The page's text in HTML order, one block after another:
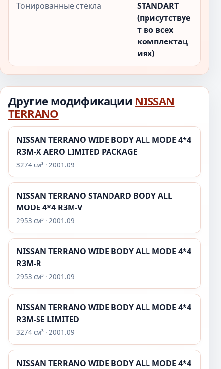
Тонированные стёкла
STANDART
(присутствуе
т во всех
комплектац
иях)
Другие модификации NISSAN
TERRANO
NISSAN TERRANO WIDE BODY ALL MODE 4*4
R3M-X AERO LIMITED PACKAGE
3274 см³ · 2001.09
NISSAN TERRANO STANDARD BODY ALL
MODE 4*4 R3M-V
2953 см³ · 2001.09
NISSAN TERRANO WIDE BODY ALL MODE 4*4
R3M-R
2953 см³ · 2001.09
NISSAN TERRANO WIDE BODY ALL MODE 4*4
R3M-SE LIMITED
3274 см³ · 2001.09
NISSAN TERRANO WIDE BODY ALL MODE 4*4